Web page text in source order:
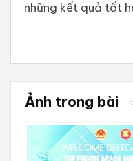
những kết quả tốt
Ảnh trong bài